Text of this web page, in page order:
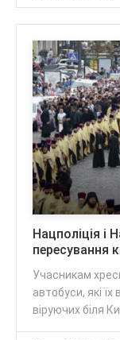
Нацполіція і
пересування
Учасникам
автобуси, які їх
віруючих біля